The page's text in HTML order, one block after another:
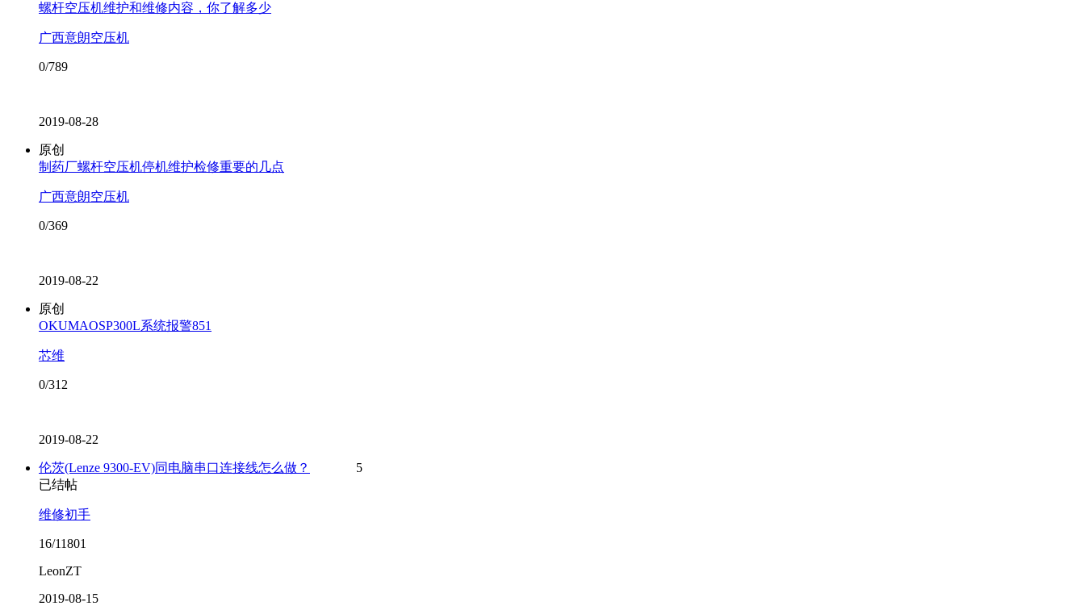
螺杆空压机维护和维修内容，你了解多少
广西意朗空压机
0/789
2019-08-28
原创
制药厂螺杆空压机停机维护检修重要的几点
广西意朗空压机
0/369
2019-08-22
原创
OKUMAOSP300L系统报警851
芯维
0/312
2019-08-22
伦茨(Lenze 9300-EV)同电脑串口连接线怎么做？
5
已结帖
维修初手
16/11801
LeonZT
2019-08-15